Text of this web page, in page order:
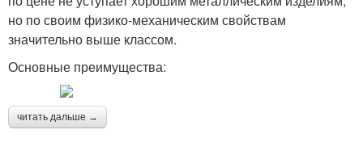
но по своим физико-механическим свойствам
значительно выше классом.
Основные преимущества:
читать дальше →